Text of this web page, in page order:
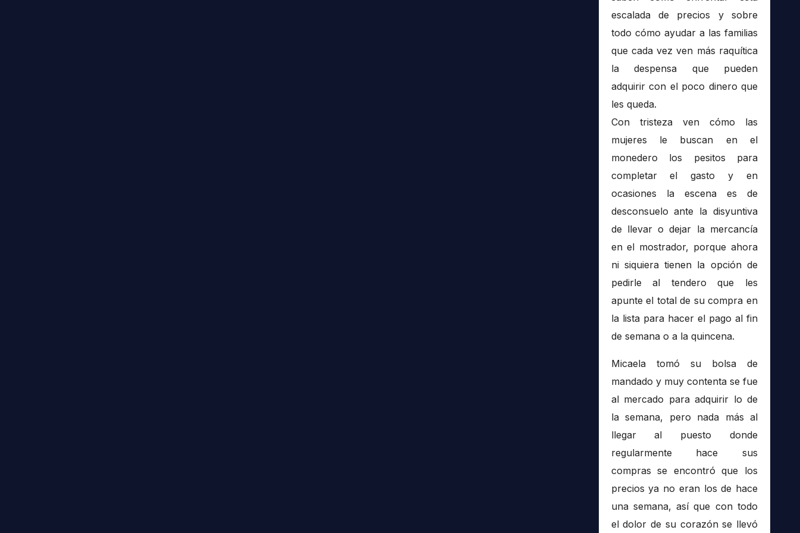
escalada de precios y sobre
todo cómo ayudar a las familias
que cada vez ven más raquítica
la despensa que pueden
adquirir con el poco dinero que
les queda.
Con tristeza ven cómo las
mujeres le buscan en el
monedero los pesitos para
completar el gasto y en
ocasiones la escena es de
desconsuelo ante la disyuntiva
de llevar o dejar la mercancía
en el mostrador, porque ahora
ni siquiera tienen la opción de
pedirle al tendero que les
apunte el total de su compra en
la lista para hacer el pago al fin
de semana o a la quincena.
Micaela tomó su bolsa de
mandado y muy contenta se fue
al mercado para adquirir lo de
la semana, pero nada más al
llegar al puesto donde
regularmente hace sus
compras se encontró que los
precios ya no eran los de hace
una semana, así que con todo
el dolor de su corazón se llevó